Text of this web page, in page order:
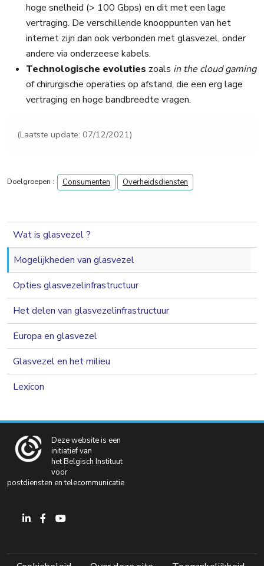
hoge snelheid (> 100 Gbps) en dit met een lage
vertraging. De verschillende knooppunten van het
internet zijn dan ook verbonden met glasvezel, onder
andere via onderzeese kabels.
Technologische evoluties zoals in the cloud gaming
of chirurgische operaties op afstand, die een erg lage
vertraging en hoge bandbreedte vragen.
(Laatste update: 07/12/2021)
Doelgroepen : Consumenten Overheidsdiensten
navigation 2nd level
Wat is glasvezel ?
Mogelijkheden van glasvezel
Opties glasvezelinfrastructuur
Het delen van glasvezelinfrastructuur
Europa en glasvezel
Glasvezel en het milieu
Lexicon
Deze website is een
initiatief van
het Belgisch Instituut
voor
postdiensten en telecommunicatie